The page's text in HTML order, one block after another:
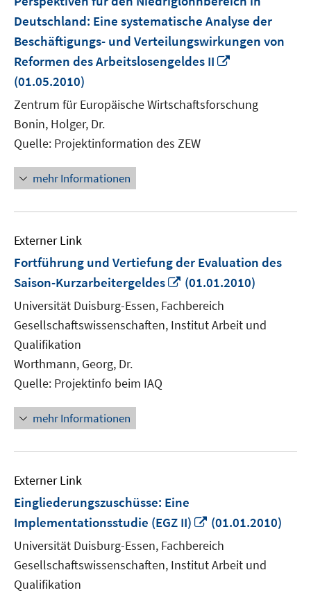
Deutschland: Eine systematische Analyse der
Beschäftigungs- und Verteilungswirkungen von
Reformen des Arbeitslosengeldes II
öffnen
(01.05.2010)
Zentrum für Europäische Wirtschaftsforschung
Bonin, Holger, Dr.
Quelle: Projektinformation des ZEW
mehr Informationen
Externer Link
Fortführung und Vertiefung der Evaluation des
Saison-Kurzarbeitergeldes
In
neuem
Fenster
öffnen
(01.01.2010)
Universität Duisburg-Essen, Fachbereich
Gesellschaftswissenschaften, Institut Arbeit und
Qualifikation
Worthmann, Georg, Dr.
Quelle: Projektinfo beim IAQ
mehr Informationen
Externer Link
Eingliederungszuschüsse: Eine
Implementationsstudie (EGZ II)
In
neuem
Fenster
öffnen
(01.01.2010)
Universität Duisburg-Essen, Fachbereich
Gesellschaftswissenschaften, Institut Arbeit und
Qualifikation